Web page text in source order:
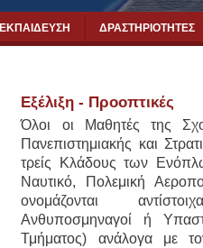
ΕΚΠΑΙΔΕΥΣΗ ΔΡΑΣΤΗΡΙΟΤΗΤΕΣ
Εξέλιξη - Προοπτικές
Όλοι οι Μαθητές της
Πανεπιστημιακής και
τρείς Κλάδους των
Ναυτικό, Πολεμική
ονομάζονται
Ανθυποσμηναγοί ή
Τμήματος) ανάλογα με